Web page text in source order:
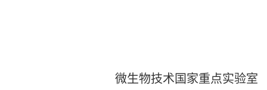
微生物技术国家重点实验室